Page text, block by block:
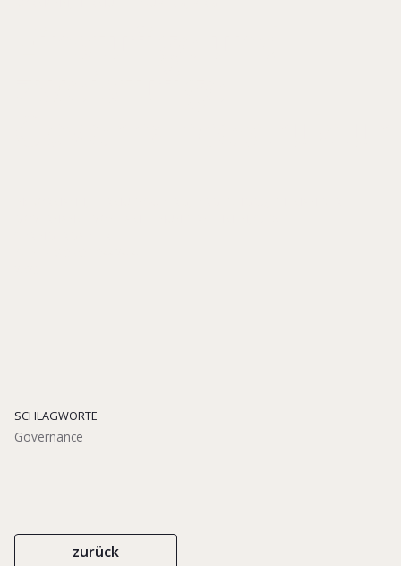
SCHLAGWORTE
Governance
zurück